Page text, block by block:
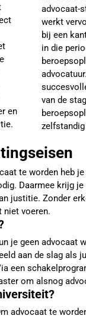
en
advocaat-
werkt
bij een
in die
van de
te worden heb
Daarmee krijg
justitie. Zonder
niet voeren.
je geen advocaat
aan de slag als
een
om alsnog
advocaat te